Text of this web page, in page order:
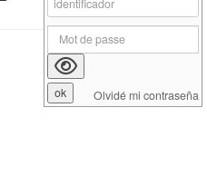
Olvidé mi contraseña